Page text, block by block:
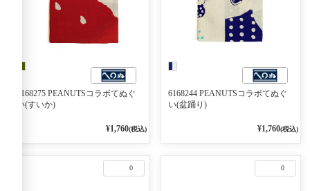
6168275 PEANUTSコラボてぬぐ
い(すいか)
¥1,760(税込)
6168244 PEANUTSコラボてぬぐ
い(盆踊り)
¥1,760(税込)
0 0